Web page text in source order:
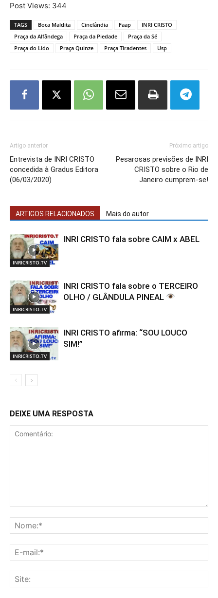
Post Views: 344
TAGS Boca Maldita Cinelândia Faap
INRI CRISTO
Praça da Alfândega
Praça da Piedade
Praça da Sé
Praça do Lido
Praça Quinze Praça Tiradentes Usp
Artigo anterior
Entrevista de INRI CRISTO
concedida à Gradus Editora
(06/03/2020)
Próximo artigo
Pesarosas previsões de INRI
CRISTO sobre o Rio de
Janeiro cumprem-se!
ARTIGOS RELACIONADOS Mais do autor
INRICRISTO.TV
INRI CRISTO fala sobre CAIM x ABEL
INRICRISTO.TV
INRI CRISTO fala sobre o TERCEIRO
OLHO / GLÂNDULA PINEAL
INRICRISTO.TV
INRI CRISTO afirma: “SOU LOUCO
SIM!”
DEIXE UMA RESPOSTA